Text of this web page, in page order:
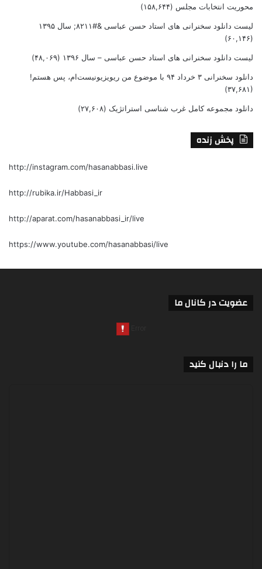
محوریت انتخابات مجلس (۱۵۸,۶۴۴)
لیست دانلود سخنرانی های استاد حسن عباسی &#۸۲۱۱; سال ۱۳۹۵
(۶۰,۱۴۶)
لیست دانلود سخنرانی های استاد حسن عباسی – سال ۱۳۹۶ (۴۸,۰۶۹)
دانلود سخنرانی ۳ خرداد ۹۴ با موضوع من ریویزیونیست‌ام، پس هستم!
(۳۷,۶۸۱)
دانلود مجموعه کامل غرب شناسی استراتژیک (۲۷,۶۰۸)
پخش زنده
http://instagram.com/hasanabbasi.live
http://rubika.ir/Habbasi_ir
http://aparat.com/hasanabbasi_ir/live
https://www.youtube.com/hasanabbasi/live
عضویت در کانال ما
ما را دنبال کنید